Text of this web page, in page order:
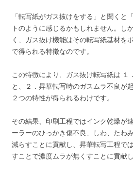
「転写紙がガス抜けをする」と聞くと
トのように感じるかもしれません。し
く、ガス抜け機能はその転写紙基材を
で得られる特徴なのです。
この特徴により、ガス抜け転写紙は １
と、２．昇華転写時のガスムラ不良が
２つの特性が得られるわけです。
その結果、印刷工程ではインク乾燥が
ーラーのひっかき傷不良、しわ、たわ
減らすことに貢献し、昇華転写工程で
すことで濃度ムラが無くすことに貢献し